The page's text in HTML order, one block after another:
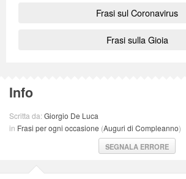
Frasi sul Coronavirus
Frasi sulla Gioia
Info
Scritta da:Giorgio De Luca
in Frasi per ogni occasione (Auguri di Compleanno)
SEGNALA ERRORE